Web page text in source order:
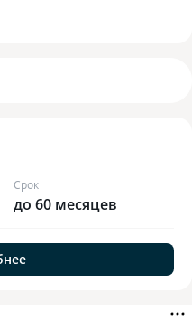
Срок
до 60 месяцев